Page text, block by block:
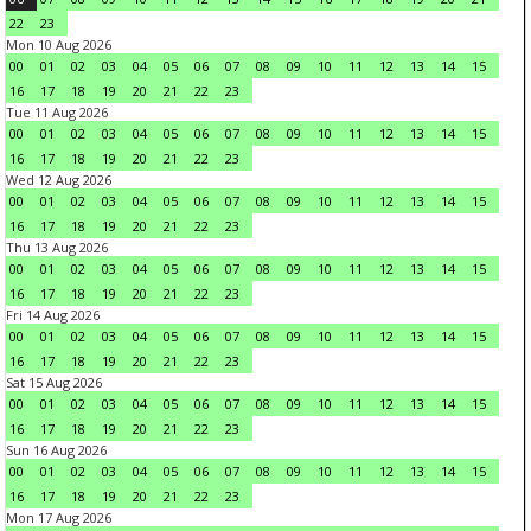
22
23
Mon 10 Aug 2026
00
01 02 03 04 05 06 07 08 09 10 11 12 13 14
15
16
17 18 19 20 21 22
23
Tue 11 Aug 2026
00
01 02 03 04 05 06 07 08 09 10 11 12 13 14
15
16
17 18 19 20 21 22
23
Wed 12 Aug 2026
00
01 02 03 04 05 06 07 08 09 10 11 12 13 14
15
16
17 18 19 20 21 22
23
Thu 13 Aug 2026
00
01 02 03 04 05 06 07 08 09 10 11 12 13 14
15
16
17 18 19 20 21 22
23
Fri 14 Aug 2026
00
01 02 03 04 05 06 07 08 09 10 11 12 13 14
15
16
17 18 19 20 21 22
23
Sat 15 Aug 2026
00
01 02 03 04 05 06 07 08 09 10 11 12 13 14
15
16
17 18 19 20 21 22
23
Sun 16 Aug 2026
00
01 02 03 04 05 06 07 08 09 10 11 12 13 14
15
16
17 18 19 20 21 22
23
Mon 17 Aug 2026